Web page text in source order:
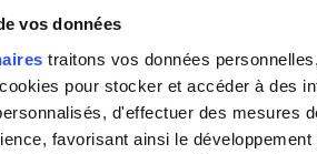
vos données
traitons vos données
pour stocker et accéder à des
d'effectuer des mesures
favorisant ainsi le
: IRPA, Bruxelles